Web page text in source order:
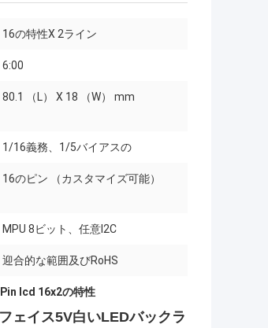
16の特性X 2ライン
6:00
80.1 （L） X 18 （W） mm
1/16義務、1/5バイアスの
16のピン （カスタマイズ可能）
MPU 8ビット、任意I2C
迎合的な範囲及びRoHS
lcd 16x2の特性
ェイス5V白いLEDバックラ